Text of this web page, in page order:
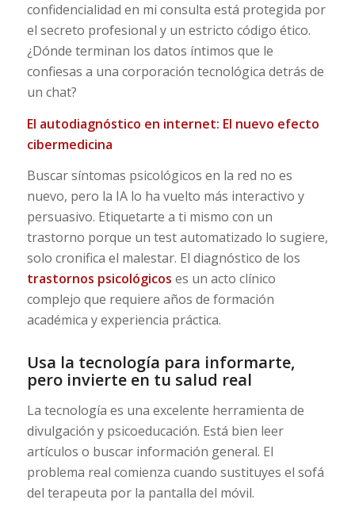
confidencialidad en mi consulta está protegida por
el secreto profesional y un estricto código ético.
¿Dónde terminan los datos íntimos que le
confiesas a una corporación tecnológica detrás de
un chat?
El autodiagnóstico en internet: El nuevo efecto
cibermedicina
Buscar síntomas psicológicos en la red no es
nuevo, pero la IA lo ha vuelto más interactivo y
persuasivo. Etiquetarte a ti mismo con un
trastorno porque un test automatizado lo sugiere,
solo cronifica el malestar. El diagnóstico de los
trastornos psicológicos es un acto clínico
complejo que requiere años de formación
académica y experiencia práctica.
Usa la tecnología para informarte,
pero invierte en tu salud real
La tecnología es una excelente herramienta de
divulgación y psicoeducación. Está bien leer
artículos o buscar información general. El
problema real comienza cuando sustituyes el sofá
del terapeuta por la pantalla del móvil.